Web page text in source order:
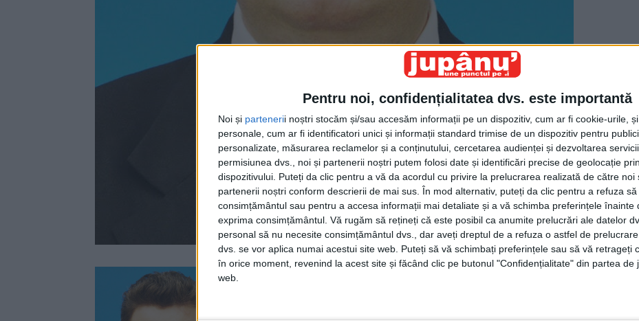
Pentru noi, confidențialitatea dvs. este importantă
Noi și partenerii noștri stocăm și/sau accesăm informații pe un dispozitiv, cum ar fi cookie-urile,
personale, cum ar fi identificatori unici și informații standard trimise de un dispozitiv pentru
personalizate, măsurarea reclamelor și a conținutului, cercetarea audienței și dezvoltarea
permisiunea dvs., noi și partenerii noștri putem folosi date și identificări precise de geolocație
dispozitivului. Puteți da clic pentru a vă da acordul cu privire la prelucrarea realizată de către noi
partenerii noștri conform descrierii de mai sus. În mod alternativ, puteți da clic pentru a refuza
consimțământul sau pentru a accesa informații mai detaliate și a vă schimba preferințele înainte
exprima consimțământul. Vă rugăm să rețineți că este posibil ca anumite prelucrări ale datelor
personal să nu necesite consimțământul dvs., dar aveți dreptul de a refuza o astfel de
dvs. se vor aplica numai acestui site web. Puteți să vă schimbați preferințele sau să vă retrageți
în orice moment, revenind la acest site și făcând clic pe butonul "Confidențialitate" din partea de
web.
Preşedintele PSD Suceava, Cătălin Nechifor, l-ar putea înfuria